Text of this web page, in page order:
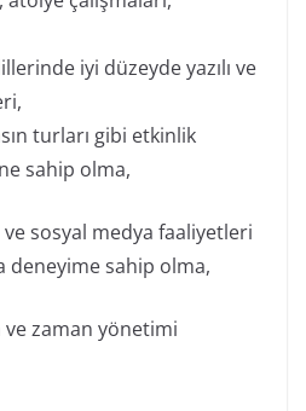
iyi düzeyde yazılı ve
turları gibi etkinlik
sahip olma,
sosyal medya faaliyetleri
deneyime sahip olma,
ve zaman yönetimi